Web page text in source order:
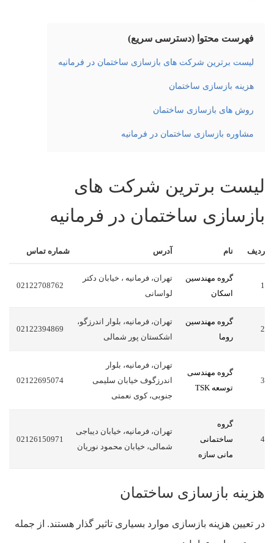
فهرست محتوا (دسترسی سریع)
لیست برترین شرکت های بازسازی ساختمان در فرمانیه
هزینه بازسازی ساختمان
روش های بازسازی ساختمان
مشاوره بازسازی ساختمان در فرمانیه
لیست برترین شرکت های
بازسازی ساختمان در فرمانیه
ردیف نام آدرس شماره تماس
1
گروه مهندسین
اسکان
تهران، فرمانیه ، خیابان دکتر
لواسانی
02122708762
2
گروه مهندسین
روما
تهران، فرمانیه، بلوار اندرزگو،
اشکستان پور شمالی
02122394869
3
گروه مهندسی
توسعه TSK
تهران، فرمانیه، بلوار
اندرزگوف خیابان سلیمی
جنوبی، کوی نعمتی
02122695074
4
گروه
ساختمانی
مانی سازه
تهران، فرمانیه، خیابان دیباجی
شمالی، خیابان محمود نوریان
02126150971
هزینه بازسازی ساختمان
در تعیین هزینه بازسازی موارد بسیاری تاثیر گذار هستند. از جمله